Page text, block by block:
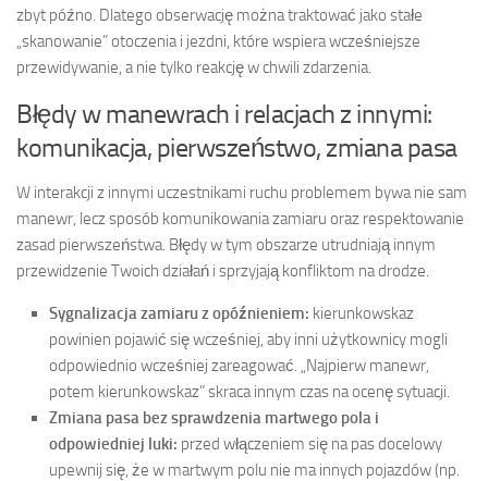
zbyt późno. Dlatego obserwację można traktować jako stałe
„skanowanie” otoczenia i jezdni, które wspiera wcześniejsze
przewidywanie, a nie tylko reakcję w chwili zdarzenia.
Błędy w manewrach i relacjach z innymi:
komunikacja, pierwszeństwo, zmiana pasa
W interakcji z innymi uczestnikami ruchu problemem bywa nie sam
manewr, lecz sposób komunikowania zamiaru oraz respektowanie
zasad pierwszeństwa. Błędy w tym obszarze utrudniają innym
przewidzenie Twoich działań i sprzyjają konfliktom na drodze.
Sygnalizacja zamiaru z opóźnieniem: kierunkowskaz
powinien pojawić się wcześniej, aby inni użytkownicy mogli
odpowiednio wcześniej zareagować. „Najpierw manewr,
potem kierunkowskaz” skraca innym czas na ocenę sytuacji.
Zmiana pasa bez sprawdzenia martwego pola i
odpowiedniej luki: przed włączeniem się na pas docelowy
upewnij się, że w martwym polu nie ma innych pojazdów (np.